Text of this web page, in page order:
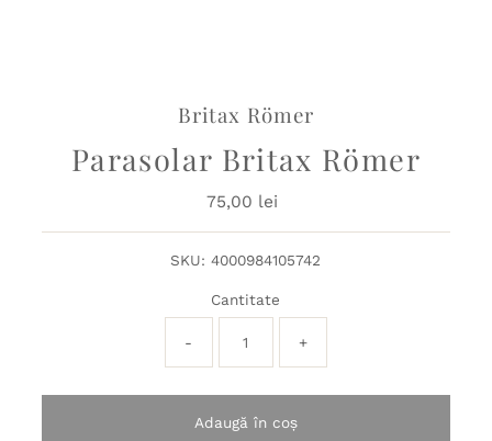
Britax Römer
Parasolar Britax Römer
Preț
75,00 lei
SKU: 4000984105742
Cantitate
- +
Adaugă în coș